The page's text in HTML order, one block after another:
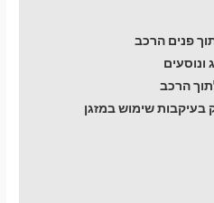
פנים הרכב
הרכב
בעיקבות שימוש במזגן